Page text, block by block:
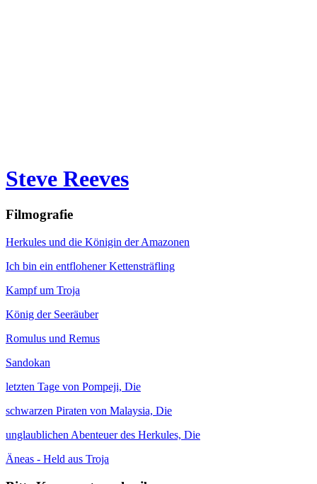
Steve Reeves
Filmografie
Herkules und die Königin der Amazonen
Ich bin ein entflohener Kettensträfling
Kampf um Troja
König der Seeräuber
Romulus und Remus
Sandokan
letzten Tage von Pompeji, Die
schwarzen Piraten von Malaysia, Die
unglaublichen Abenteuer des Herkules, Die
Äneas - Held aus Troja